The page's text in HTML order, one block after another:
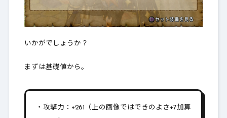
いかがでしょうか？
まずは基礎値から。
・攻撃力：+261（上の画像ではできのよさ+7加算